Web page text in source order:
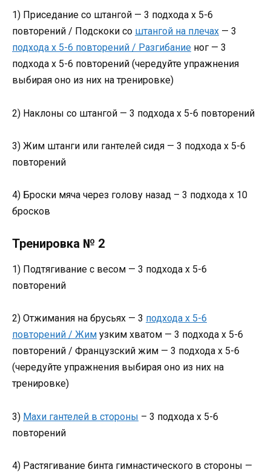
1) Приседание со штангой — 3 подхода х 5-6
повторений / Подскоки со штангой на плечах — 3
подхода х 5-6 повторений / Разгибание ног — 3
подхода х 5-6 повторений (чередуйте упражнения
выбирая оно из них на тренировке)
2) Наклоны со штангой — 3 подхода х 5-6 повторений
3) Жим штанги или гантелей сидя — 3 подхода х 5-6
повторений
4) Броски мяча через голову назад – 3 подхода х 10
бросков
Тренировка № 2
1) Подтягивание с весом — 3 подхода х 5-6
повторений
2) Отжимания на брусьях — 3 подхода х 5-6
повторений / Жим узким хватом — 3 подхода х 5-6
повторений / Французский жим — 3 подхода х 5-6
(чередуйте упражнения выбирая оно из них на
тренировке)
3) Махи гантелей в стороны – 3 подхода х 5-6
повторений
4) Растягивание бинта гимнастического в стороны —